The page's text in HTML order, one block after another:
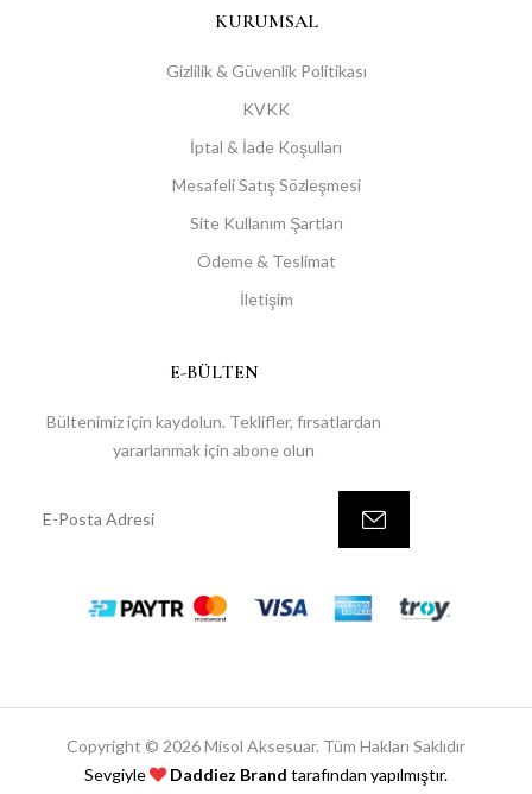
KURUMSAL
Gizlilik & Güvenlik Politikası
KVKK
İptal & İade Koşulları
Mesafeli Satış Sözleşmesi
Site Kullanım Şartları
Ödeme & Teslimat
İletişim
E-BÜLTEN
Bültenimiz için kaydolun. Teklifler, fırsatlardan
yararlanmak için abone olun
Copyright © 2026 Misol Aksesuar. Tüm Hakları Saklıdır
Sevgiyle
Daddiez Brand tarafından yapılmıştır.